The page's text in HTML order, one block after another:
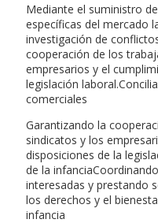
Mediante el suministro
específicas del mercado
investigación de
cooperación de los
empresarios y el
legislación
comerciales
Garantizando la
sindicatos y los
disposiciones de la
de la
interesadas y prestando
los derechos y el
infancia